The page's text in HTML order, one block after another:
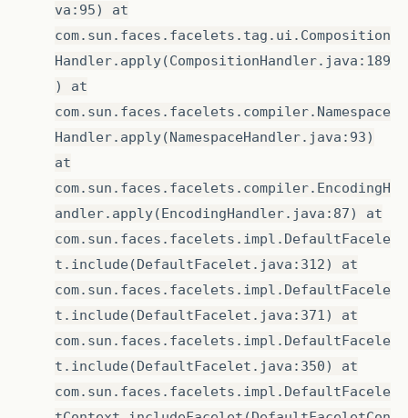
va:95) at
com.sun.faces.facelets.tag.ui.Composition
Handler.apply(CompositionHandler.java:189
) at
com.sun.faces.facelets.compiler.Namespace
Handler.apply(NamespaceHandler.java:93)
at
com.sun.faces.facelets.compiler.EncodingH
andler.apply(EncodingHandler.java:87) at
com.sun.faces.facelets.impl.DefaultFacele
t.include(DefaultFacelet.java:312) at
com.sun.faces.facelets.impl.DefaultFacele
t.include(DefaultFacelet.java:371) at
com.sun.faces.facelets.impl.DefaultFacele
t.include(DefaultFacelet.java:350) at
com.sun.faces.facelets.impl.DefaultFacele